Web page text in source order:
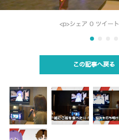
<p>シェア 0 ツイー
この記事へ戻る